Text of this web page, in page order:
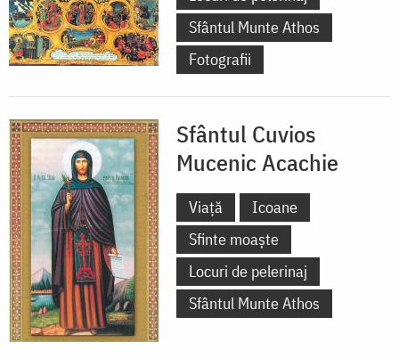
Mănăstirea
Iviron)
Sfântul Munte Athos
Fotografii
Sfântul Cuvios
Mucenic Acachie
Viață
Icoane
Sfinte moaște
Locuri de pelerinaj
Sfântul Munte Athos